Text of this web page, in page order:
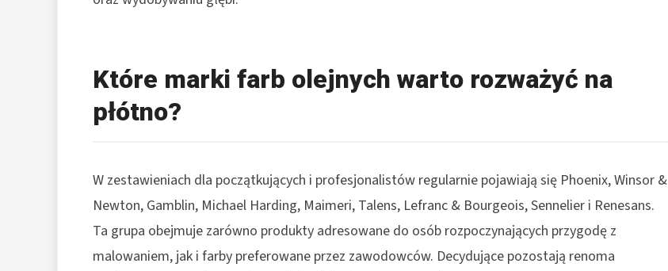
Które marki farb olejnych warto rozważyć na
płótno?
W zestawieniach dla początkujących i profesjonalistów regularnie pojawiają się Phoenix, Winsor &
Newton, Gamblin, Michael Harding, Maimeri, Talens, Lefranc & Bourgeois, Sennelier i Renesans.
Ta grupa obejmuje zarówno produkty adresowane do osób rozpoczynających przygodę z
malowaniem, jak i farby preferowane przez zawodowców. Decydujące pozostają renoma